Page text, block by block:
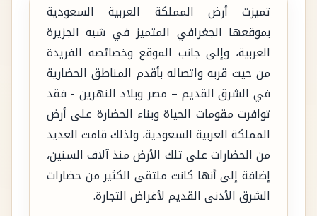
تميزت أرض المملكة العربية السعودية
بموقعها الجغرافي المتميز في شبه الجزيرة
العربية، وإلى جانب الموقع وخصائصه الفريدة
من حيث قربه واتصاله بأقدم المناطق الحضارية
في الشرق القديم – مصر وبلاد النهرين - فقد
توافرت مقومات الحياة وبناء الحضارة على أرض
المملكة العربية السعودية، ولذلك قامت العديد
من الحضارات على تلك الأرض منذ آلاف السنين،
إضافة إلى أنها كانت ملتقى الكثير من حضارات
الشرق الأدنى القديم لأغراض التجارة.